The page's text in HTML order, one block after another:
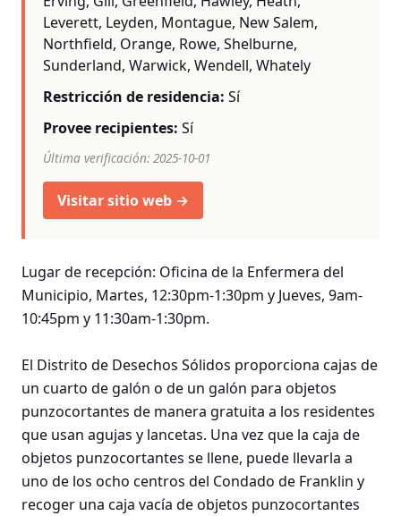
Leverett, Leyden, Montague, New Salem,
Northfield, Orange, Rowe, Shelburne,
Sunderland, Warwick, Wendell, Whately
Restricción de residencia: Sí
Provee recipientes: Sí
Última verificación: 2025-10-01
Visitar sitio web →
Lugar de recepción: Oficina de la Enfermera del
Municipio, Martes, 12:30pm-1:30pm y Jueves, 9am-
10:45pm y 11:30am-1:30pm.
El Distrito de Desechos Sólidos proporciona cajas de
un cuarto de galón o de un galón para objetos
punzocortantes de manera gratuita a los residentes
que usan agujas y lancetas. Una vez que la caja de
objetos punzocortantes se llene, puede llevarla a
uno de los ocho centros del Condado de Franklin y
recoger una caja vacía de objetos punzocortantes